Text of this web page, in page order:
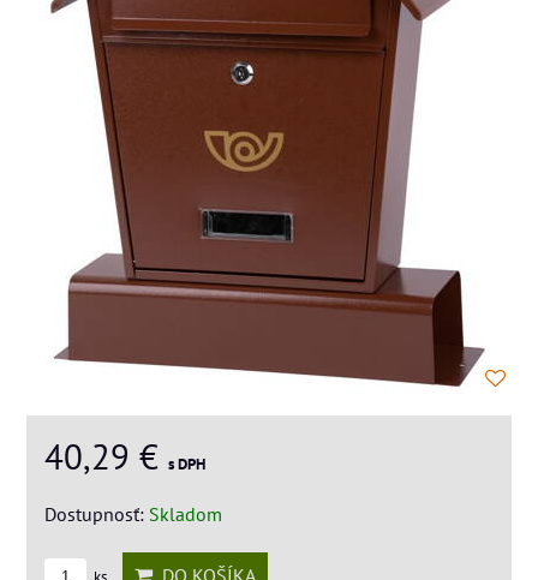
40,29 € s DPH
Dostupnosť: Skladom
DO KOŠÍKA